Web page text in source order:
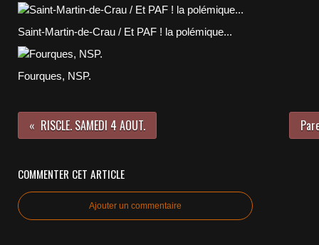
Saint-Martin-de-Crau / Et PAF ! la polémique...
Fourques, NSP.
RISCLE. SAMEDI 4 AOUT.
COMMENTER CET ARTICLE
Ajouter un commentaire